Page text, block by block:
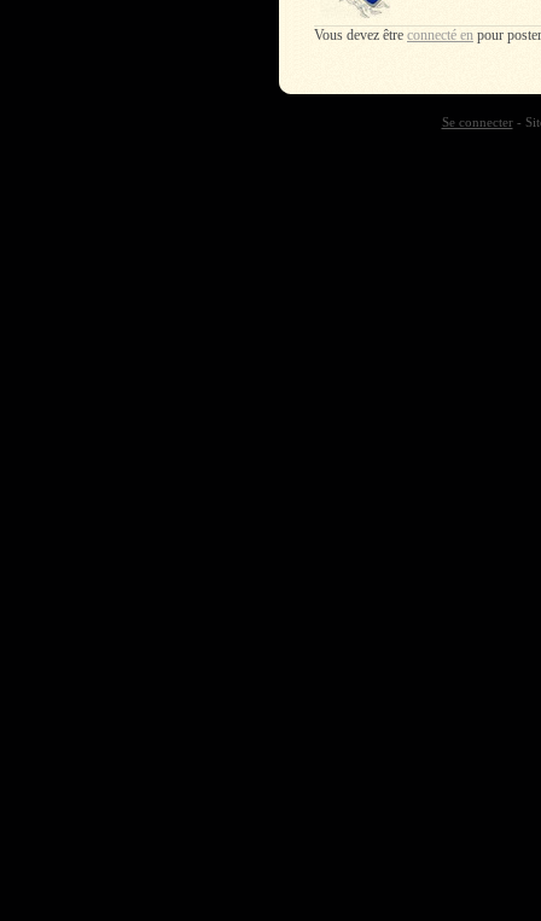
Vous devez être connecté en pour
Se connecter-